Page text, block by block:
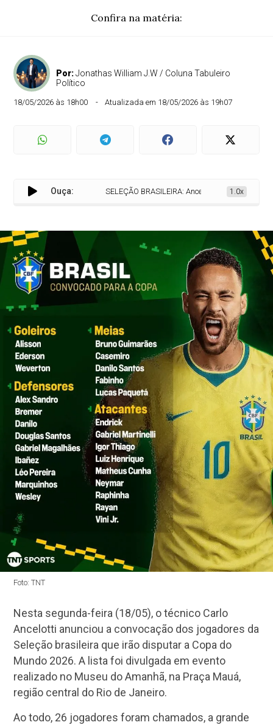
Confira na matéria:
Por:Jonathas William J.W / Coluna Tabuleiro
Político
18/05/2026 às 18h00 Atualizada em 18/05/2026 às 19h07
Ouça: SELEÇÃO BRASILEIRA: Ancelotti convoca os 26
1.0x
Foto: TNT
Nesta segunda-feira (18/05), o técnico Carlo
Ancelotti anunciou a convocação dos jogadores da
Seleção brasileira que irão disputar a Copa do
Mundo 2026. A lista foi divulgada em evento
realizado no Museu do Amanhã, na Praça Mauá,
região central do Rio de Janeiro.
Ao todo, 26 jogadores foram chamados, a grande